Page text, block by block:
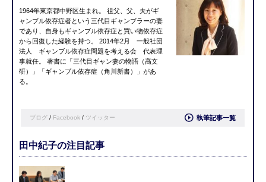
1964年東京都中野区生まれ。 祖父、父、夫がギ
ャンブル依存症者という三代目ギャンブラーの妻
であり、自身もギャンブル依存症と買い物依存症
から回復した経験を持つ。 2014年2月 一般社団
法人 ギャンブル依存症問題を考える会 代表理
事就任。 著書に「三代目ギャン妻の物語（高文
研）」「ギャンブル依存症（角川新書）」があ
る。
ブログ / Facebook / ツイッター 執筆記事一覧
田中紀子の注目記事